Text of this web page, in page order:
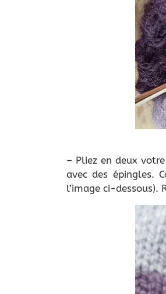
– Pliez en deux
avec des épingles.
l’image ci-dessous).